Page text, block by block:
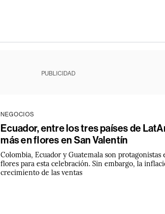
PUBLICIDAD
NEGOCIOS
Ecuador, entre los tres países de
más en flores en San Valentín
Colombia, Ecuador y Guatemala son
flores para esta celebración. Sin embargo, la
crecimiento de las ventas